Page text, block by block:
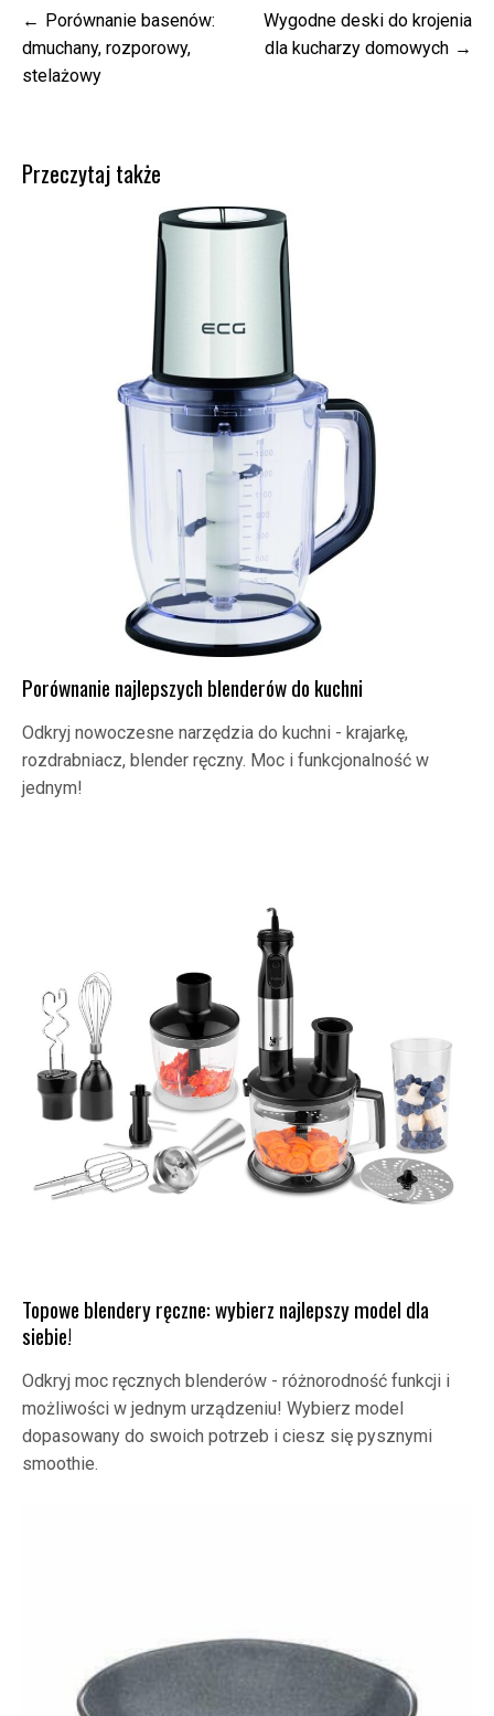
Nawigacja
wpisu
Porównanie basenów:
dmuchany, rozporowy,
stelażowy
Wygodne deski do krojenia
dla kucharzy domowych
Przeczytaj także
Porównanie najlepszych blenderów do kuchni
Odkryj nowoczesne narzędzia do kuchni - krajarkę,
rozdrabniacz, blender ręczny. Moc i funkcjonalność w
jednym!
Topowe blendery ręczne: wybierz najlepszy model dla
siebie!
Odkryj moc ręcznych blenderów - różnorodność funkcji i
możliwości w jednym urządzeniu! Wybierz model
dopasowany do swoich potrzeb i ciesz się pysznymi
smoothie.